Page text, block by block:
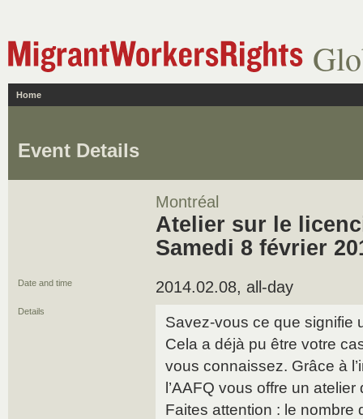
Home
Event Details
Montréal
Atelier sur le
Samedi 8 février
Date and time 2014.02.08, all-day
Details
Savez-vous ce que signifie
Cela a déjà pu être votre
vous connaissez. Grâce à
l’AAFQ vous offre un
Faites attention : le nombre